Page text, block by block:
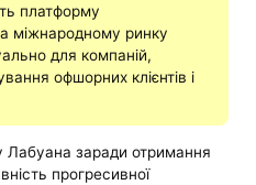
платформу
міжнародному ринку
для компаній,
офшорних клієнтів і
заради отримання
прогресивної